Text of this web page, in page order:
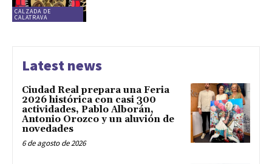
CALZADA DE
CALATRAVA
Latest news
Ciudad Real prepara una Feria
2026 histórica con casi 300
actividades, Pablo Alborán,
Antonio Orozco y un aluvión de
novedades
6 de agosto de 2026